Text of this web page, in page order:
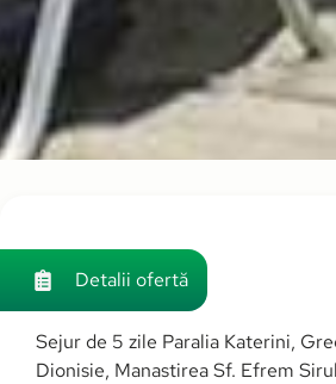
Detalii ofertă
Sejur de 5 zile Paralia Katerini,
Dionisie, Manastirea Sf. Efrem